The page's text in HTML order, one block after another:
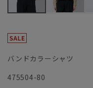
バンドカラーシャツ
475504-80